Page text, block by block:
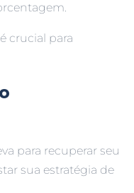
crucial para
para recuperar seu
sua estratégia de